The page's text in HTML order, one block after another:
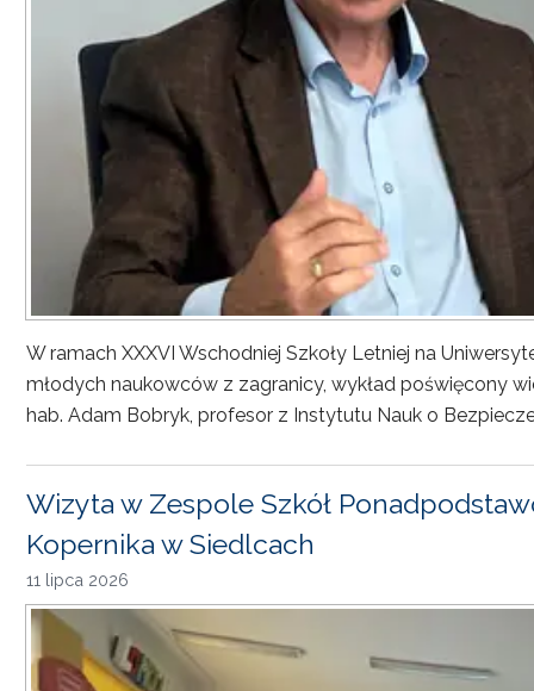
W ramach XXXVI Wschodniej Szkoły Letniej na
młodych naukowców z zagranicy, wykład poświęcony
hab. Adam Bobryk, profesor z Instytutu Nauk o
Wizyta w Zespole Szkół
Kopernika w Siedlcach
11 lipca 2026